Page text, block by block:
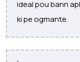
ideal pou bann
ki pe ogmante.